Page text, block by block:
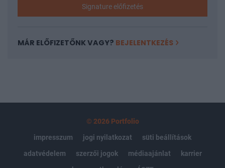
Signature előfizetés
MÁR ELŐFIZETŐNK VAGY? BEJELENTKEZÉS
© 2026 Portfolio
impresszum
jogi nyilatkozat
süti beállítások
adatvédelem
szerzői jogok médiaajánlat
karrier